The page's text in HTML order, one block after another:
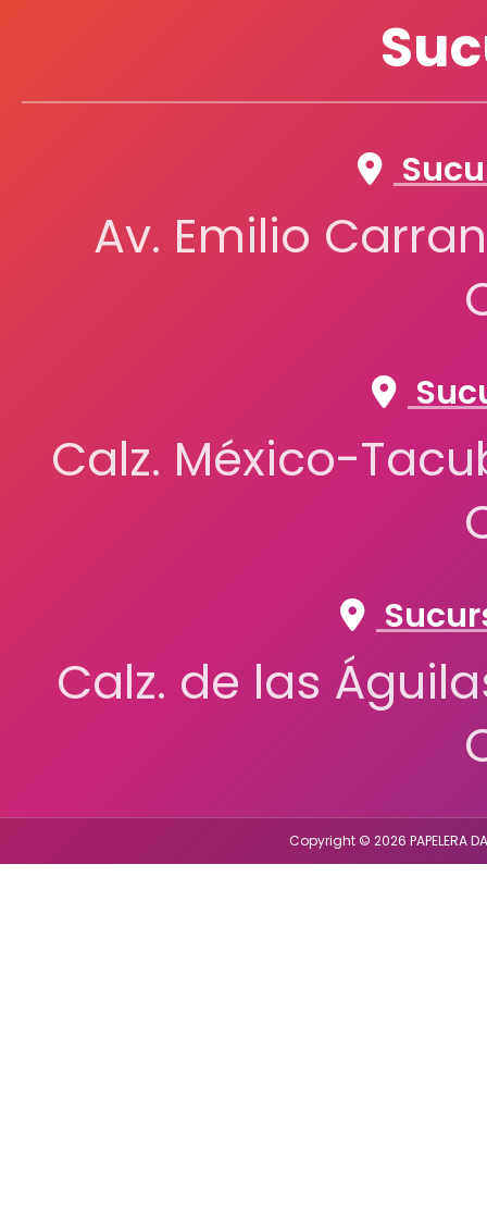
Av. Emilio
Calz. México-
Calz. de las
Copyright © 2026 PAPELERA